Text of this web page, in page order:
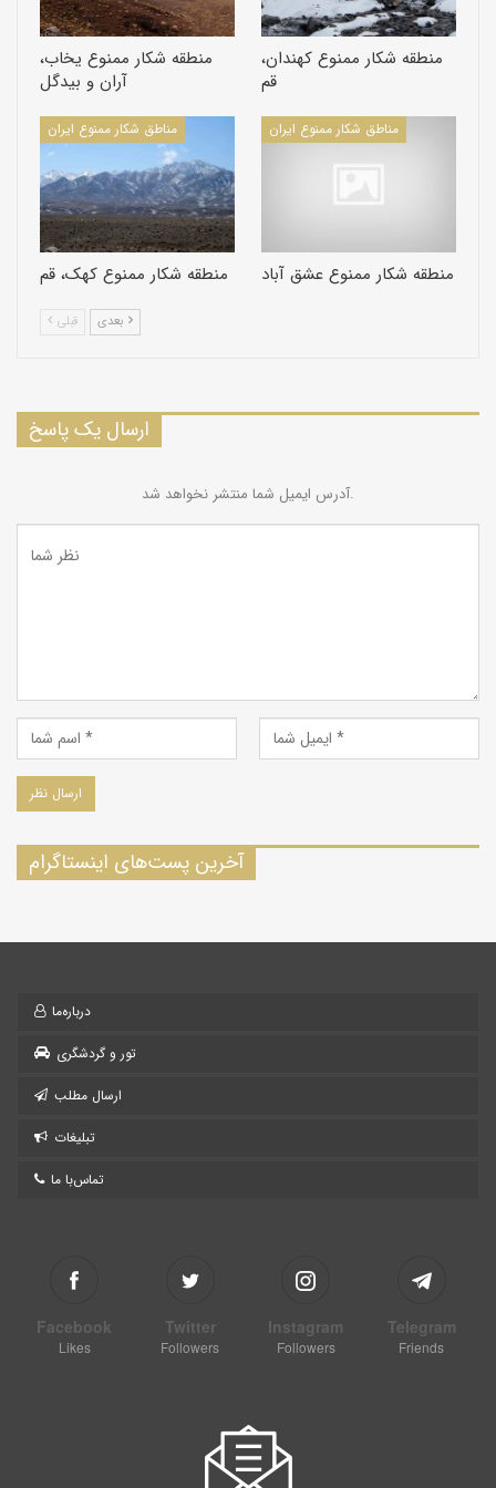
پلنگ، کل و بز ، قوچ و میش ، آهو ، گربه پالاس، کبک ، تیهو، افعی
شاخدار ایرانی ،لاک پشت مهمیزدار شرقی و لاک پشت افغانی از گونه
پوشش گیاهی
پوش گیاهی منطقه کوهستانی آن از نوع استپی درمنه و گون و در
نقاط مرتفع تر از نوع بادام وحشی و بنه است. در منطقه کوهپایه ای
سیه دانه، گل خیارک، سینه کفتر، سوسن، بروموس و فیچ و تاغ عمده
منطقه شکار ممنوع یخاب،
آران و بیدگل
منطقه شکار ممنوع کهندان،
قم
مناطق شکار ممنوع ایران
منطقه شکار ممنوع کهک، قم
مناطق شکار ممنوع ایران
منطقه شکار ممنوع عشق آباد
قبلی
ارسال یک پاسخ
آدرس ایمیل شما منتشر نخواهد شد.
آخرین پست‌های اینستاگرام
درباره‌ما
تور و گردشگری
ارسال مطلب
تبلیغات
تماس‌با ما
Facebook
Likes
Twitter
Followers
Instagram
Followers
Telegram
Friends